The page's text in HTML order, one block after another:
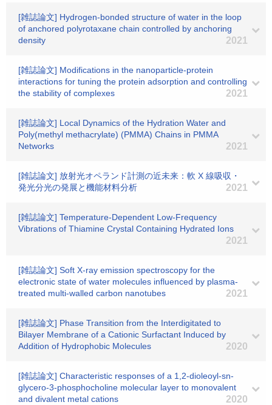
[雑誌論文] Hydrogen-bonded structure of water in the loop
of anchored polyrotaxane chain controlled by anchoring
density
2021
[雑誌論文] Modifications in the nanoparticle-protein
interactions for tuning the protein adsorption and controlling
the stability of complexes
2021
[雑誌論文] Local Dynamics of the Hydration Water and
Poly(methyl methacrylate) (PMMA) Chains in PMMA
Networks
2021
[雑誌論文] 放射光オペランド計測の近未来：軟 X 線吸収・
発光分光の発展と機能材料分析
2021
[雑誌論文] Temperature-Dependent Low-Frequency
Vibrations of Thiamine Crystal Containing Hydrated Ions
2021
[雑誌論文] Soft X-ray emission spectroscopy for the
electronic state of water molecules influenced by plasma-
treated multi-walled carbon nanotubes
2021
[雑誌論文] Phase Transition from the Interdigitated to
Bilayer Membrane of a Cationic Surfactant Induced by
Addition of Hydrophobic Molecules
2020
[雑誌論文] Characteristic responses of a 1,2-dioleoyl-sn-
glycero-3-phosphocholine molecular layer to monovalent
and divalent metal cations
2020